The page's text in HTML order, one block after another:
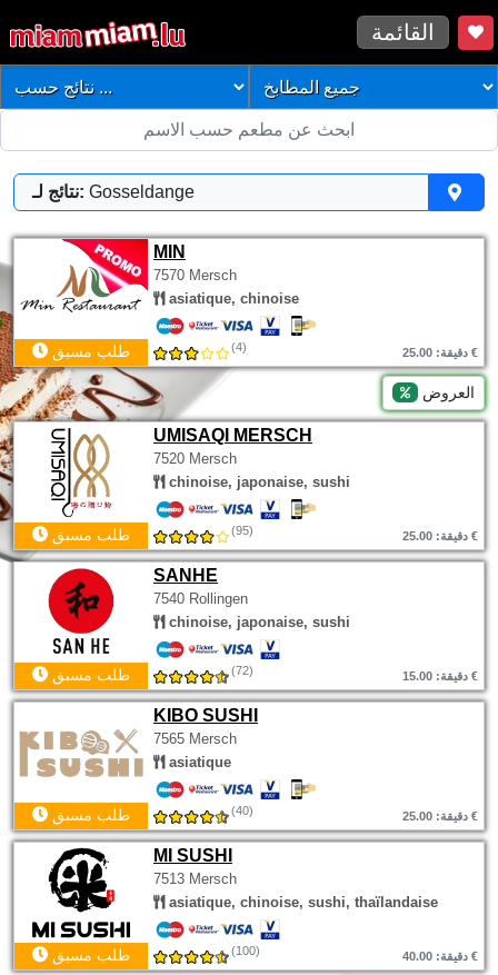
القائمة
نتائج لـ: Gosseldange
MIN
7570 Mersch
asiatique, chinoise
طلب مسبق (4) دقيقة: 25.00 €
العروض
UMISAQI MERSCH
7520 Mersch
chinoise, japonaise, sushi
طلب مسبق (95) دقيقة: 25.00 €
SANHE
7540 Rollingen
chinoise, japonaise, sushi
طلب مسبق (72) دقيقة: 15.00 €
KIBO SUSHI
7565 Mersch
asiatique
طلب مسبق (40) دقيقة: 25.00 €
MI SUSHI
7513 Mersch
asiatique, chinoise, sushi, thaïlandaise
طلب مسبق (100) دقيقة: 40.00 €